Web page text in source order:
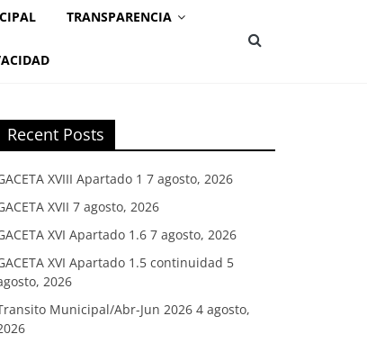
TRANSPARENCIA
Recent Posts
XVIII Apartado 1 7 agosto, 2026
XVII 7 agosto, 2026
XVI Apartado 1.6 7 agosto, 2026
XVI Apartado 1.5 continuidad 5
2026
Municipal/Abr-Jun 2026 4 agosto,